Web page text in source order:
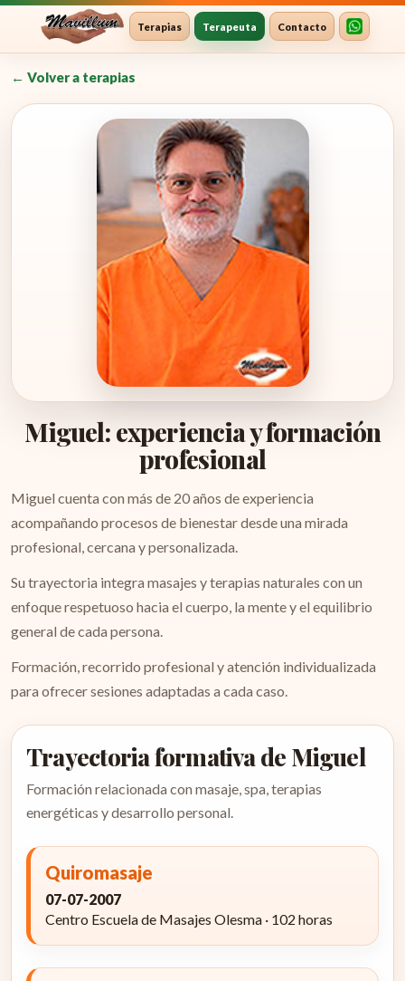
Terapias Terapeuta Contacto
← Volver a terapias
Miguel: experiencia y formación
profesional
Miguel cuenta con más de 20 años de experiencia
acompañando procesos de bienestar desde una mirada
profesional, cercana y personalizada.
Su trayectoria integra masajes y terapias naturales con un
enfoque respetuoso hacia el cuerpo, la mente y el equilibrio
general de cada persona.
Formación, recorrido profesional y atención individualizada
para ofrecer sesiones adaptadas a cada caso.
Trayectoria formativa de Miguel
Formación relacionada con masaje, spa, terapias
energéticas y desarrollo personal.
Quiromasaje
07-07-2007
Centro Escuela de Masajes Olesma · 102 horas